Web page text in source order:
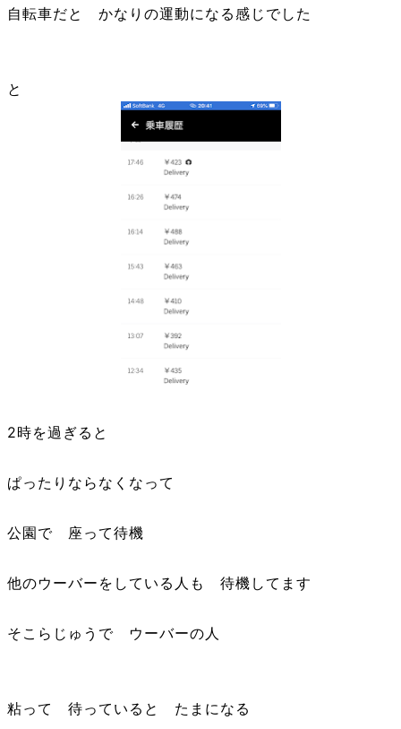
自転車だと かなりの運動になる感じでした
と
2時を過ぎると
ぱったりならなくなって
公園で 座って待機
他のウーバーをしている人も 待機してます
そこらじゅうで ウーバーの人
粘って 待っていると たまになる